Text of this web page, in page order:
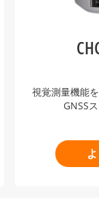
視覚測量機能
GNSS